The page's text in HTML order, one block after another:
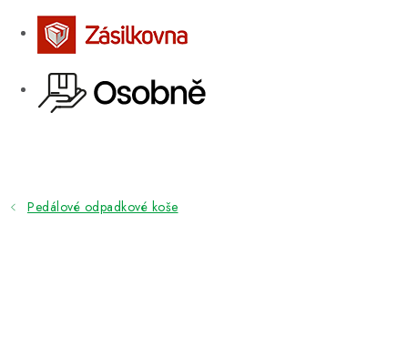
Pedálové odpadkové koše